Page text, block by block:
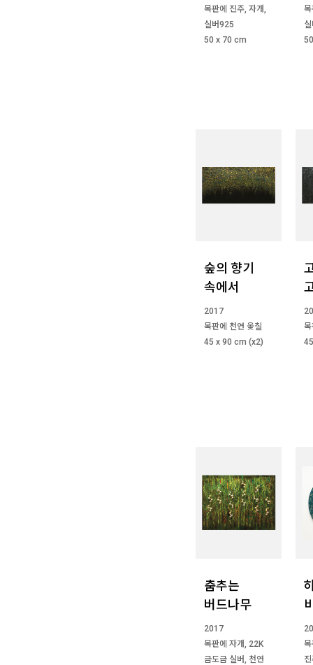
목판에 진주, 자개,
실버925
50 x 70 cm
숲의 향기
속에서
2017
목판에 천연 옻칠
45 x 90 cm (x2)
춤추는
버드나무
2017
목판에 자개, 22K
금도금 실버, 천연